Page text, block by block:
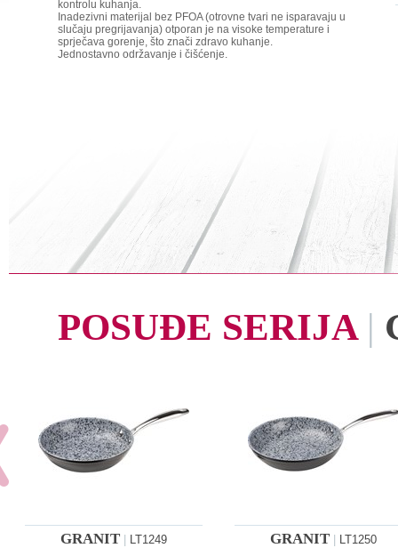
kontrolu kuhanja.
Inadezivni materijal bez PFOA (otrovne tvari ne isparavaju u
slučaju pregrijavanja) otporan je na visoke temperature i
sprječava gorenje, što znači zdravo kuhanje.
Jednostavno održavanje i čišćenje.
POSUĐE SERIJA |
GRANIT LT1249 GRANIT LT1250